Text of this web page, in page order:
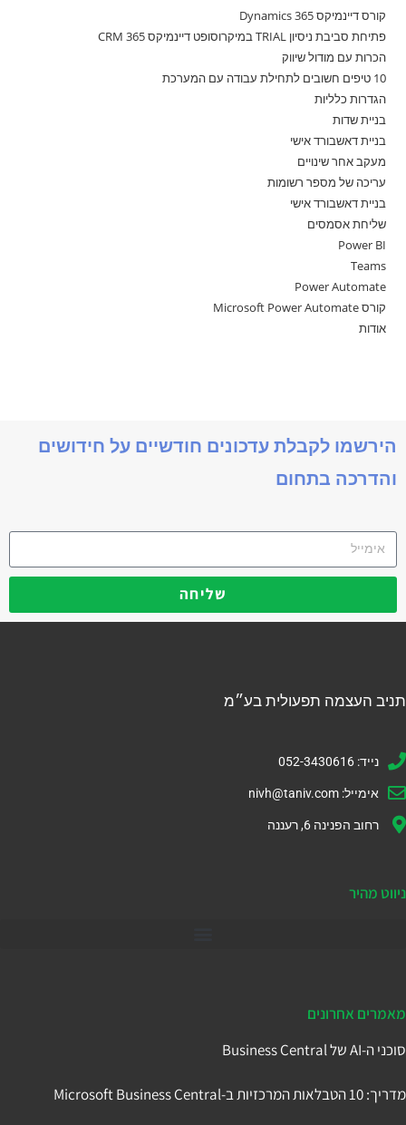
קורס דיינמיקס 365 Dynamics
פתיחת סביבת ניסיון TRIAL במיקרוסופט דיינמיקס 365 CRM
הכרות עם מודול שיווק
10 טיפים חשובים לתחילת עבודה עם המערכת
הגדרות כלליות
בניית שדות
בניית דאשבורד אישי
מעקב אחר שינויים
עריכה של מספר רשומות
בניית דאשבורד אישי
שליחת אסמסים
Power BI
Teams
Power Automate
קורס Microsoft Power Automate
אודות
הירשמו לקבלת עדכונים חודשיים על חידושים
והדרכה בתחום
שליחה
תניב העצמה תפעולית בע״מ
נייד: 052-3430616
אימייל: nivh@taniv.com
רחוב הפנינה 6, רעננה
ניווט מהיר
מאמרים אחרונים
סוכני ה-AI של Business Central
מדריך: 10 הטבלאות המרכזיות ב-Microsoft Business Central